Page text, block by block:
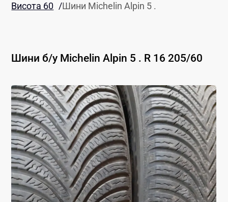
Висота 60 /Шини Michelin Alpin 5 .
Шини б/у Michelin Alpin 5 . R 16 205/60